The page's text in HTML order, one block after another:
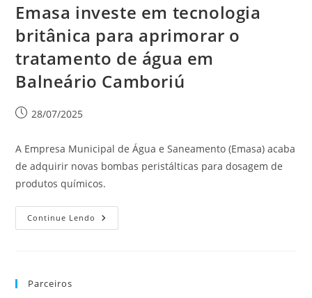
Emasa investe em tecnologia
britânica para aprimorar o
tratamento de água em
Balneário Camboriú
28/07/2025
A Empresa Municipal de Água e Saneamento (Emasa) acaba
de adquirir novas bombas peristálticas para dosagem de
produtos químicos.
Continue Lendo
Parceiros